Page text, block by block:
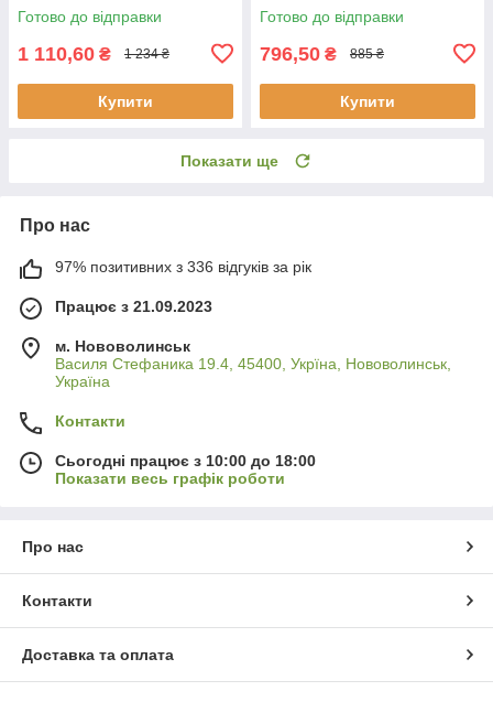
Готово до відправки
1 110,60 ₴ 1 234 ₴
Купити
Готово до відправки
796,50 ₴ 885 ₴
Купити
Показати ще
Про нас
97% позитивних з 336 відгуків за рік
Працює з 21.09.2023
м. Нововолинськ
Василя Стефаника 19.4, 45400, Укрїна, Нововолинськ,
Україна
Контакти
Сьогодні працює з 10:00 до 18:00
Показати весь графік роботи
Про нас
Контакти
Доставка та оплата